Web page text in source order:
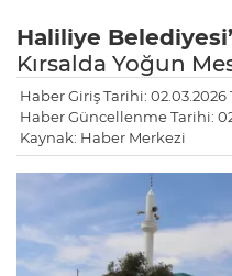
Haliliye
Kırsalda Yoğun
Haber Giriş Tarihi: 02.03.2026
Haber Güncellenme Tarihi:
Kaynak: Haber Merkezi